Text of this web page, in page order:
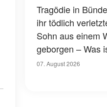
Tragödie in
ihr tödlich
Sohn aus einem
geborgen – Was
07. August 2026